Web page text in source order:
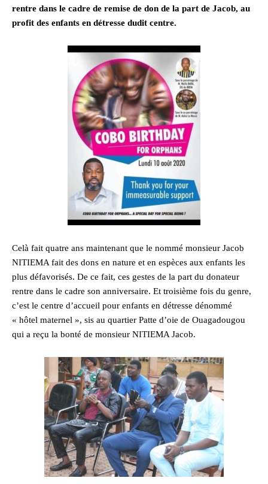
rentre dans le cadre de remise de don de la part de Jacob, au
profit des enfants en détresse dudit centre.
Celà fait quatre ans maintenant que le nommé monsieur Jacob
NITIEMA fait des dons en nature et en espèces aux enfants les
plus défavorisés. De ce fait, ces gestes de la part du donateur
rentre dans le cadre son anniversaire. Et troisième fois du genre,
c’est le centre d’accueil pour enfants en détresse dénommé
« hôtel maternel », sis au quartier Patte d’oie de Ouagadougou
qui a reçu la bonté de monsieur NITIEMA Jacob.